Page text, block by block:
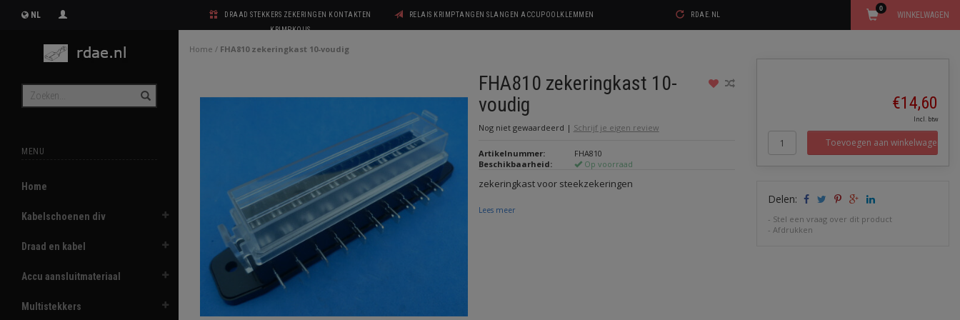
NL
DRAAD STEKKERS ZEKERINGEN KONTAKTEN
KRIMPKOUS
RELAIS KRIMPTANGEN SLANGEN ACCUPOOLKLEMMEN RDAE.NL WINKELWAGEN
0
MENU
Home
Kabelschoenen div
Draad en kabel
Accu aansluitmateriaal
Multistekkers
Home / FHA810 zekeringkast 10-voudig
FHA810 zekeringkast 10-
voudig
Nog niet gewaardeerd | Schrijf je eigen review
Artikelnummer:
FHA810
Beschikbaarheid:
Op voorraad
zekeringkast voor steekzekeringen
Lees meer
€14,60
Incl. btw
Toevoegen aan winkelwagen
Delen:
- Stel een vraag over dit product
-Afdrukken